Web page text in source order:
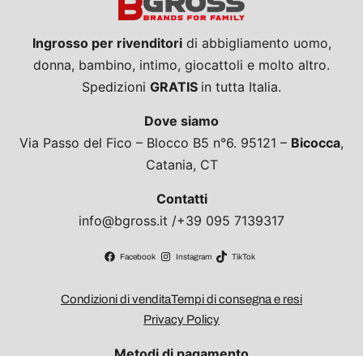
Ingrosso per rivenditoridi abbigliamento uomo,
donna, bambino, intimo, giocattoli e molto altro.
Spedizioni GRATIS in tutta Italia.
Dove siamo
Via Passo del Fico – Blocco B5 n°6. 95121 – Bicocca,
Catania, CT
Contatti
info@bgross.it /+39 095 7139317
Facebook Instagram TikTok
Condizioni di venditaTempi di consegna e resi
Privacy Policy